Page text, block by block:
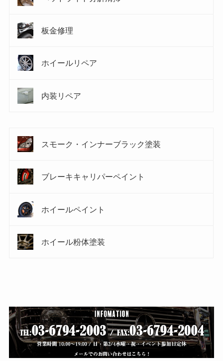
板金修理
ホイールリペア
内装リペア
スモーク・インナーブラック塗装
ブレーキキャリパーペイント
ホイールペイント
ホイール粉体塗装